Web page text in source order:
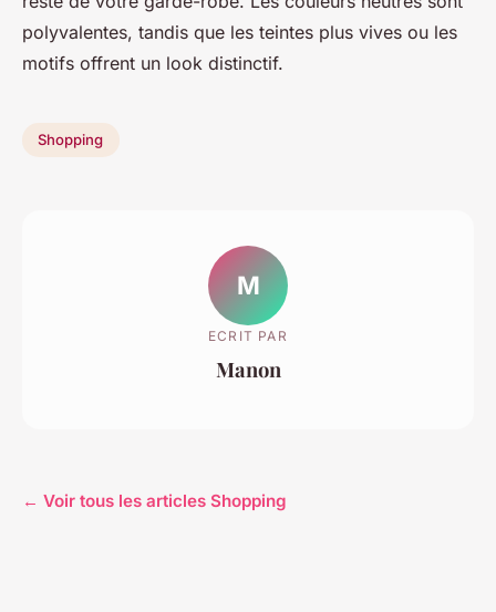
polyvalentes, tandis que les teintes plus vives ou les
motifs offrent un look distinctif.
Shopping
M
ECRIT PAR
Manon
← Voir tous les articles Shopping